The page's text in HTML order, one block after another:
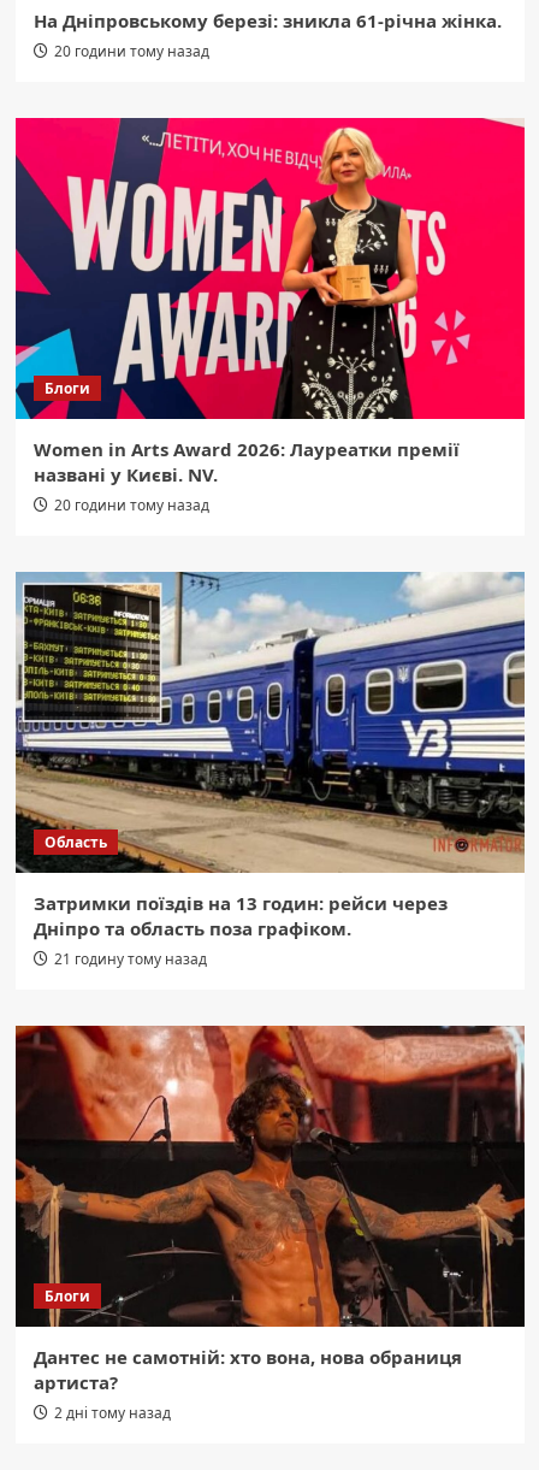
На Дніпровському березі: зникла 61-річна жінка.
20 години тому назад
Блоги
Women in Arts Award 2026: Лауреатки премії
названі у Києві. NV.
20 години тому назад
Область
Затримки поїздів на 13 годин: рейси через
Дніпро та область поза графіком.
21 годину тому назад
Блоги
Дантес не самотній: хто вона, нова обраниця
артиста?
2 дні тому назад